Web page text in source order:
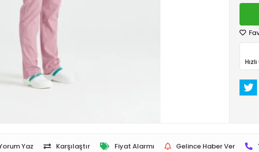
Yaz Karşılaştır Fiyat Alarmı Gelince Haber Ver